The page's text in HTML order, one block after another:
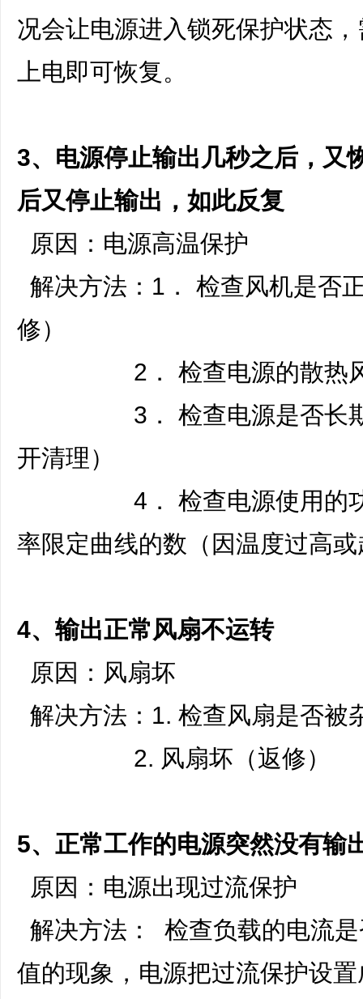
况会让电源进入锁死保护状态
上电即可恢复。
3、电源停止输出几秒之后，又
后又停止输出，如此反复
原因：电源高温保护
解决方法：1． 检查风机是否
修）
2． 检查电源的散热风道
3． 检查电源是否长期使
开清理）
4． 检查电源使用的功率
率限定曲线的数（因温度过高
4、输出正常风扇不运转
原因：风扇坏
解决方法：1. 检查风扇是否被
2. 风扇坏（返修）
5、正常工作的电源突然没有输
原因：电源出现过流保护
解决方法： 检查负载的电流
值的现象，电源把过流保护设